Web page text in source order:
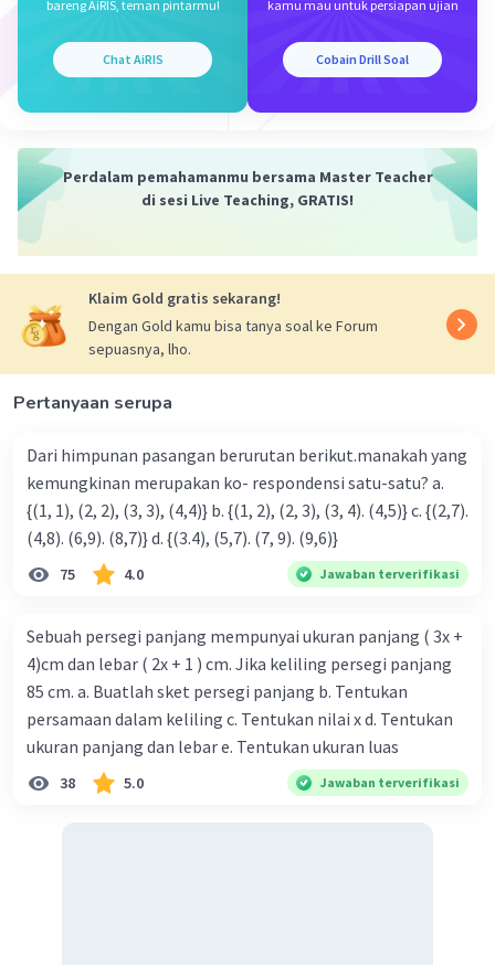
sehingga diperoleh (1, 0) dan (3, 0)
Jadi, koordinat titik potong dengan sumbu x
Semoga membantu ya.
bareng AiRIS, teman pintarmu!
Chat AiRIS
kamu mau untuk persiapan ujian
Cobain Drill Soal
Perdalam pemahamanmu bersama Master Teacher
di sesi Live Teaching, GRATIS!
Klaim Gold gratis sekarang!
Dengan Gold kamu bisa tanya soal ke Forum
sepuasnya, lho.
Pertanyaan serupa
Dari himpunan pasangan berurutan berikut.manakah yang
kemungkinan merupakan ko- respondensi satu-satu? a.
{(1, 1), (2, 2), (3, 3), (4,4)} b. {(1, 2), (2, 3), (3, 4). (4,5)} c. {(2,7).
(4,8). (6,9). (8,7)} d. {(3.4), (5,7). (7, 9). (9,6)}
75 4.0 Jawaban terverifikasi
Sebuah persegi panjang mempunyai ukuran panjang ( 3x +
4)cm dan lebar ( 2x + 1 ) cm. Jika keliling persegi panjang
85 cm. a. Buatlah sket persegi panjang b. Tentukan
persamaan dalam keliling c. Tentukan nilai x d. Tentukan
ukuran panjang dan lebar e. Tentukan ukuran luas
38 5.0 Jawaban terverifikasi